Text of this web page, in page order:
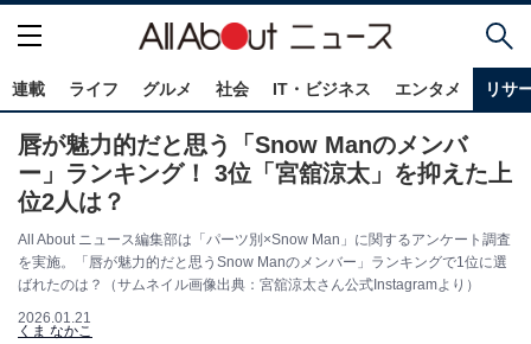
連載 ライフ グルメ 社会 IT・ビジネス エンタメ リサ
唇が魅力的だと思う「Snow Manのメンバ
ー」ランキング！ 3位「宮舘涼太」を抑えた上
位2人は？
All About ニュース編集部は「パーツ別×Snow Man」に関するアンケート調査
を実施。「唇が魅力的だと思うSnow Manのメンバー」ランキングで1位に選
ばれたのは？（サムネイル画像出典：宮舘涼太さん公式Instagramより）
2026.01.21
くま なかこ